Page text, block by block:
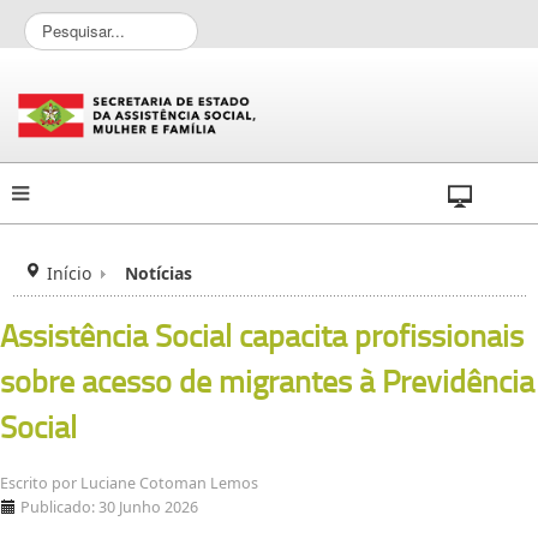
P
e
q
u
i
s
a
Início Notícias
Assistência Social capacita profissionais
sobre acesso de migrantes à Previdência
Social
Escrito por Luciane Cotoman Lemos
Publicado: 30 Junho 2026